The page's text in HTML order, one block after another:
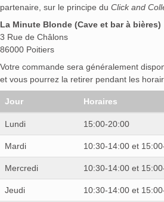
partenaire, sur le principe du Click and
La Minute Blonde (Cave et bar à bières)
3 Rue de Châlons
86000 Poitiers
Votre commande sera généralement
et vous pourrez la retirer pendant les
Jour Horaires
Lundi 15:00-20:00
Mardi 10:30-14:00 et
Mercredi 10:30-14:00 et
Jeudi 10:30-14:00 et